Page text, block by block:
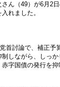
さん（49）が6月2
れました。
首討論で、補正予
しながら、しっ
字国債の発行を